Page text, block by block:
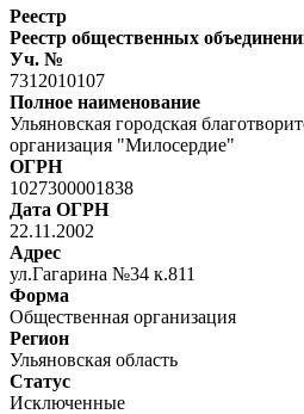
Реестр
Реестр общественных
Уч. №
7312010107
Полное наименование
Ульяновская городская
организация "Милосердие"
ОГРН
1027300001838
Дата ОГРН
22.11.2002
Адрес
ул.Гагарина №34 к.811
Форма
Общественная организация
Регион
Ульяновская область
Статус
Исключенные